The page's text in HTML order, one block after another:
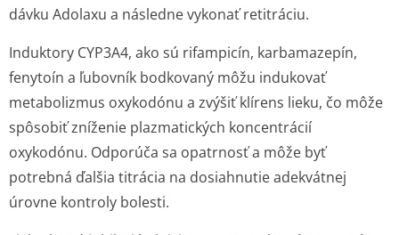
dávku Adolaxu a následne vykonať retitráciu.
Induktory CYP3A4, ako sú rifampicín, karbamazepín,
fenytoín a ľubovník bodkovaný môžu indukovať
metabolizmus oxykodónu a zvýšiť klírens lieku, čo môže
spôsobiť zníženie plazmatických koncentrácií
oxykodónu. Odporúča sa opatrnosť a môže byť
potrebná ďalšia titrácia na dosiahnutie adekvátnej
úrovne kontroly bolesti.